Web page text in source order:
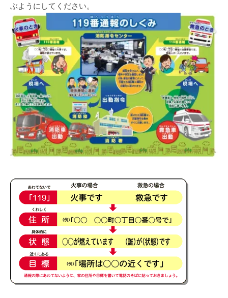
ぶようにしてください。